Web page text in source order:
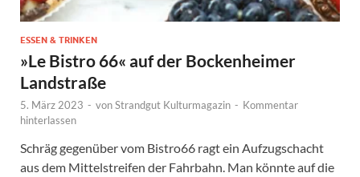
ESSEN & TRINKEN
»Le Bistro 66« auf der Bockenheimer
Landstraße
5. März 2023 - vonStrandgut Kulturmagazin - Kommentar
hinterlassen
Schräg gegenüber vom Bistro66 ragt ein Aufzugschacht
aus dem Mittelstreifen der Fahrbahn. Man könnte auf die